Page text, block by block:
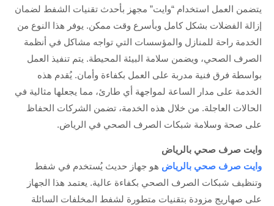
يتضمن العمل استخدام “وايت” مجهز بأحدث تقنيات الشفط لضمان
إزالة الفضلات بشكل كامل وبأسرع وقت ممكن. يوفر هذا النوع من
الخدمة راحة للمنازل والمؤسسات التي تواجه مشاكل في أنظمة
الصرف الصحي، ويضمن سلامة البيئة المحيطة. يتم تنفيذ العمل
بواسطة فرق فنية مدربة على العمل بكفاءة وأمان. يُقدم هذه
الخدمة على مدار الساعة لمواجهة أي طارئ، مما يجعلها مثالية في
الحالات العاجلة. من خلال هذه الخدمة، تضمن الشركات الحفاظ
على صحة وسلامة شبكات الصرف الصحي في الرياض.
وايت صرف صحي بالرياض
وايت صرف صحي بالرياض هو جهاز حديث يُستخدم في شفط
وتنظيف شبكات الصرف الصحي بكفاءة عالية. يعتمد هذا الجهاز
على صهاريج مزودة بتقنيات متطورة لشفط المخلفات السائلة